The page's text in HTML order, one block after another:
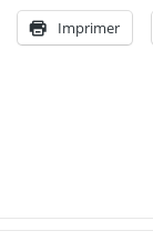
Imprimer